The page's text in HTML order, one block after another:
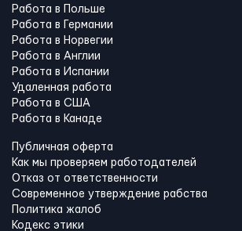
Работа в Польше
Работа в Германии
Работа в Норвегии
Работа в Англии
Работа в Испании
Удаленная работа
Работа в США
Работа в Канадe
Публичная оферта
Как мы проверяем работодателей
Отказ от ответственности
Современное утверждение рабства
Политика жалоб
Кодекс этики